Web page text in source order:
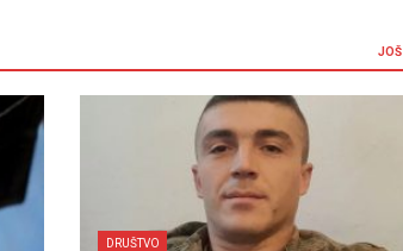
JOŠ
DRUŠTVO